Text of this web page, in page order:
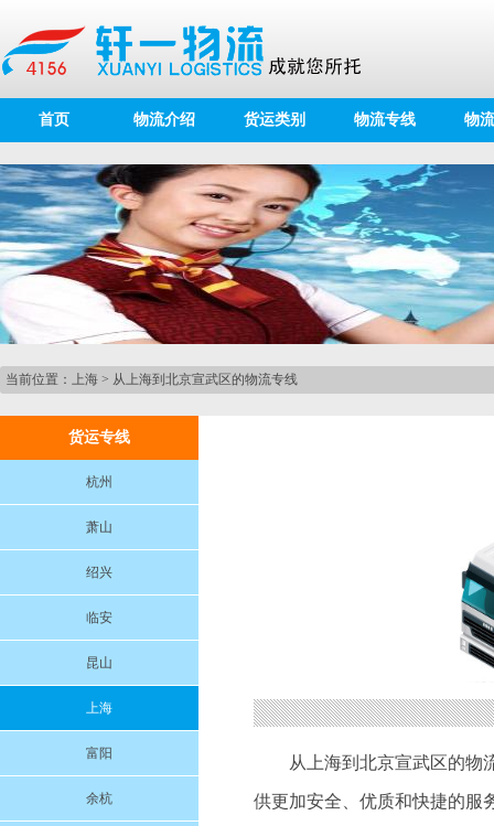
首页 物流介绍 货运类别 物流专线 物
当前位置： 上海 > 从上海到北京宣武区的物流专线
货运专线
杭州
萧山
绍兴
临安
昆山
上海
富阳
余杭
从上海到北京宣武区的物
供更加安全、优质和快捷的服